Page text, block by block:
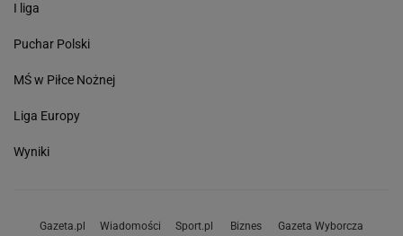
I liga
Puchar Polski
MŚ w Piłce Nożnej
Liga Europy
Wyniki
Gazeta.pl Wiadomości Sport.pl Biznes Gazeta Wyborcza